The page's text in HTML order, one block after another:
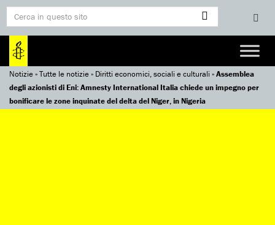
Notizie»Tutte le notizie» Diritti economici, sociali e culturali »Assemblea
degli azionisti di Eni: Amnesty International Italia chiede un impegno per
bonificare le zone inquinate del delta del Niger, in Nigeria